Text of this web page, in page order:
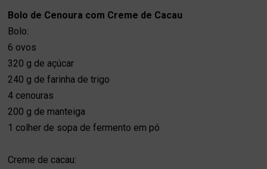
Bolo de Cenoura com Creme de Cacau
Bolo:
6 ovos
320 g de açúcar
240 g defarinha de trigo
4 cenouras
200 g de manteiga
1 colher de sopa defermento em pó
Creme de cacau: